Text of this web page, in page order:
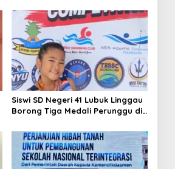
Siswi SD Negeri 41 Lubuk Linggau
Borong Tiga Medali Perunggu di
Palembang